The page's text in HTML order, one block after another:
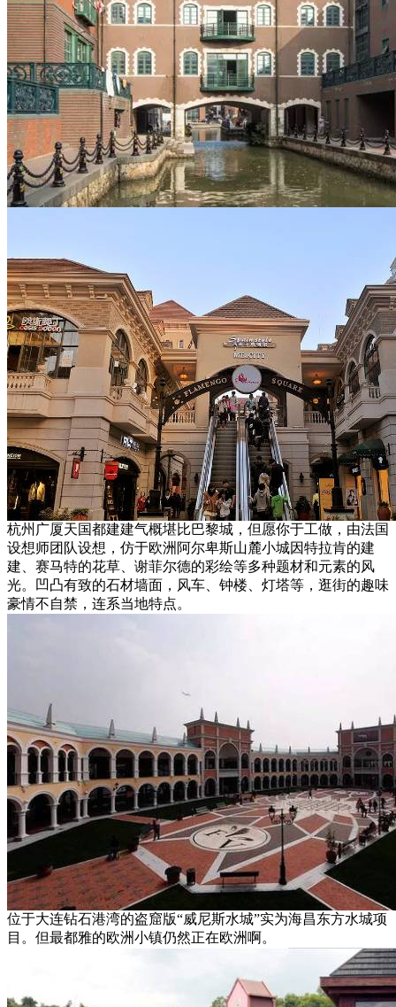
杭州广厦天国都建建气概堪比巴黎城，但愿你于工做，由法国
设想师团队设想，仿于欧洲阿尔卑斯山麓小城因特拉肯的建
建、赛马特的花草、谢菲尔德的彩绘等多种题材和元素的风
光。凹凸有致的石材墙面，风车、钟楼、灯塔等，逛街的趣味
豪情不自禁，连系当地特点。
位于大连钻石港湾的盗窟版“威尼斯水城”实为海昌东方水城项
目。但最都雅的欧洲小镇仍然正在欧洲啊。